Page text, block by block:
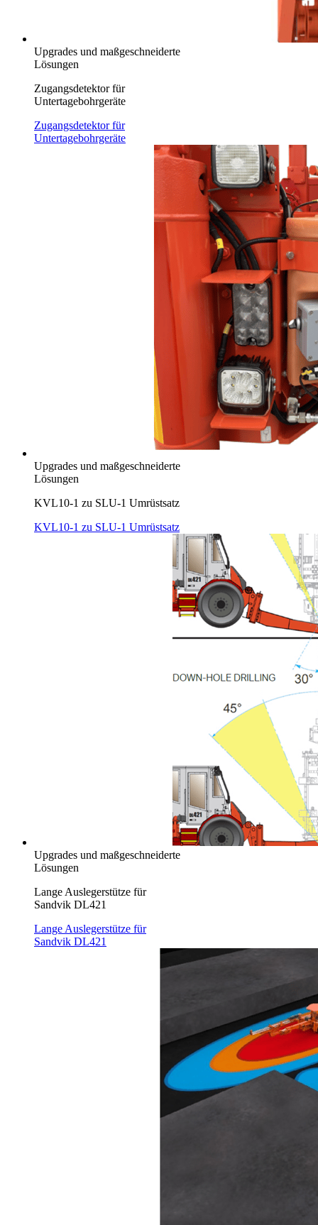
Upgrades und maßgeschneiderte
Lösungen
Zugangsdetektor für
Untertagebohrgeräte
Zugangsdetektor für
Untertagebohrgeräte
Upgrades und maßgeschneiderte
Lösungen
KVL10-1 zu SLU-1 Umrüstsatz
KVL10-1 zu SLU-1 Umrüstsatz
Upgrades und maßgeschneiderte
Lösungen
Lange Auslegerstütze für
Sandvik DL421
Lange Auslegerstütze für
Sandvik DL421